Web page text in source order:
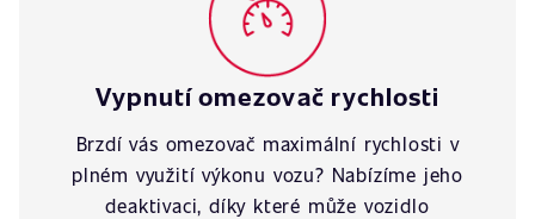
Vypnutí omezovač rychlosti
Brzdí vás omezovač maximální rychlosti v
plném využití výkonu vozu? Nabízíme jeho
deaktivaci, díky které může vozidlo